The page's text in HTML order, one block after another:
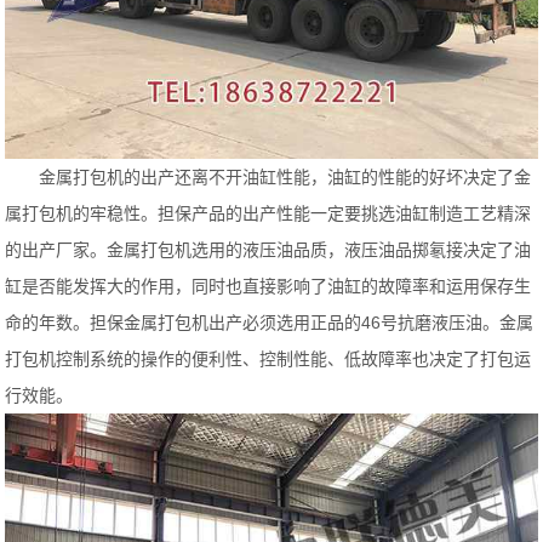
金属打包机的出产还离不开油缸性能，油缸的性能的好坏决定了金
属打包机的牢稳性。担保产品的出产性能一定要挑选油缸制造工艺精深
的出产厂家。金属打包机选用的液压油品质，液压油品掷氡接决定了油
缸是否能发挥大的作用，同时也直接影响了油缸的故障率和运用保存生
命的年数。担保金属打包机出产必须选用正品的46号抗磨液压油。金属
打包机控制系统的操作的便利性、控制性能、低故障率也决定了打包运
行效能。